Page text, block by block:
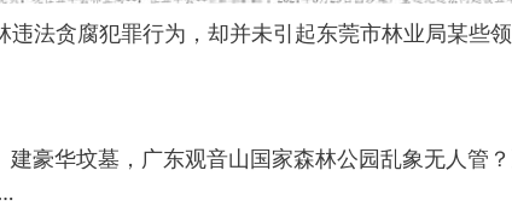
法贪腐犯罪行为，却并未引起东莞市林业局某些
豪华坟墓，广东观音山国家森林公园乱象无人管